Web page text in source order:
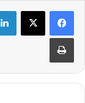
طباعة